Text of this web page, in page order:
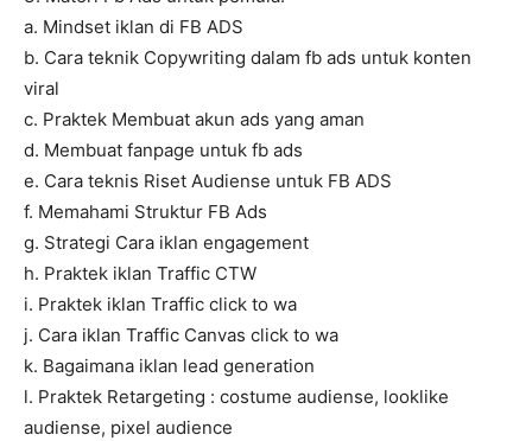
a. Mindset iklan di FB ADS
b. Cara teknik Copywriting dalam fb ads untuk konten
viral
c. Praktek Membuat akun ads yang aman
d. Membuat fanpage untuk fb ads
e. Cara teknis Riset Audiense untuk FB ADS
f. Memahami Struktur FB Ads
g. Strategi Cara iklan engagement
h. Praktek iklan Traffic CTW
i. Praktek iklan Traffic click to wa
j. Cara iklan Traffic Canvas click to wa
k. Bagaimana iklan lead generation
l. Praktek Retargeting : costume audiense, looklike
audiense, pixel audience